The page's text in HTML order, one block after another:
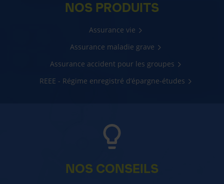
NOS PRODUITS
Assurance vie
Assurance maladie grave
Assurance accident pour les groupes
REEE - Régime enregistré d’épargne-études
NOS CONSEILS